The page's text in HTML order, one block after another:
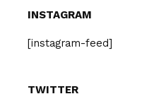
INSTAGRAM
[instagram-feed]
TWITTER